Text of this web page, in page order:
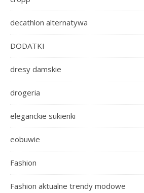
decathlon alternatywa
DODATKI
dresy damskie
drogeria
eleganckie sukienki
eobuwie
Fashion
Fashion aktualne trendy modowe